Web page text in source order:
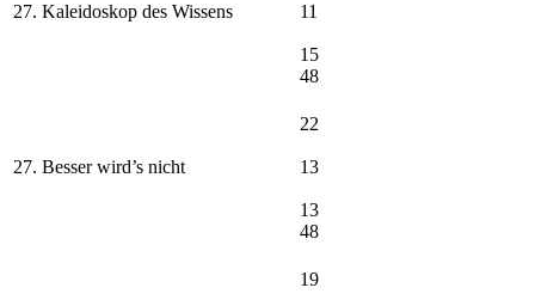
27. Kaleidoskop des Wissens 11
15
48
27. Besser wird’s nicht
22
13
13
48
19